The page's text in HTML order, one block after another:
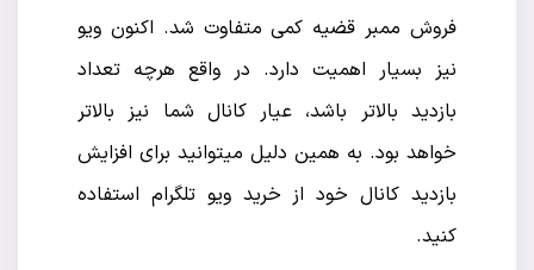
فروش ممبر قضیه کمی متفاوت شد. اکنون ویو
نیز بسیار اهمیت دارد. در واقع هرچه تعداد
بازدید بالاتر باشد، عیار کانال شما نیز بالاتر
خواهد بود. به همین دلیل میتوانید برای افزایش
بازدید کانال خود از خرید ویو تلگرام استفاده
کنید.